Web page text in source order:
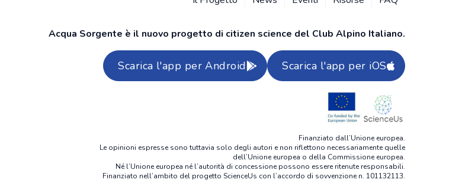
Acqua Sorgente è il nuovo progetto di citizen science del Club Alpino Italiano.
Scarica l'app per Android Scarica l'app per iOS
Finanziato dall’Unione europea.
Le opinioni espresse sono tuttavia solo degli autori e non riflettono necessariamente quelle
dell’Unione europea o della Commissione europea.
Né l’Unione europea né l’autorità di concessione possono essere ritenute responsabili.
Finanziato nell’ambito del progetto ScienceUs con l’accordo di sovvenzione n. 101132113.